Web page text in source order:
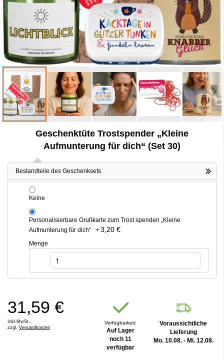
Geschenktüte Trostspender „Kleine
Aufmunterung für dich“ (Set 30)
Bestandteile des Geschenksets
Keine
Personalisierbare Grußkarte zum Trost spenden „Kleine
Aufmunterung für dich“
+ 3,20 €
Menge
31,59 €
Inkl.MwSt.,
zzgl. Versandkosten
Verfügbarkeit:
Auf Lager
noch 11
verfügbar
Voraussichtliche
Lieferung
Mo. 10.08. - Mi. 12.08.